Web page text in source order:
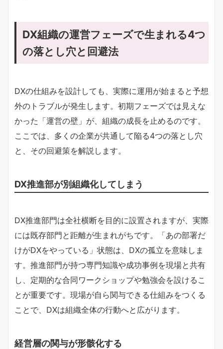
DX組織の運営フェーズで生まれる4つ
の落とし穴と回避法
DXの仕組みを設計しても、実際に運用が始まると予想
外のトラブルが発生します。初期フェーズでは見えな
かった「運営の壁」が、組織の成長を止めるのです。
ここでは、多くの企業が共通して陥る4つの落とし穴
と、その回避策を解説します。
DX推進部が別組織化してしまう
DX推進部門は全社横断を目的に設置されますが、実際
には既存部門と距離が生まれがちです。「あの部署だ
けがDXをやっている」状態は、DXの孤立を意味しま
す。推進部門が持つ専門知識や成功事例を現場と共有
し、定期的な合同ワークショップや勉強会を設けるこ
とが重要です。現場が自ら関与できる仕組みをつくる
ことで、DXは組織全体の行動へと広がります。
経営層の関与が形骸化する